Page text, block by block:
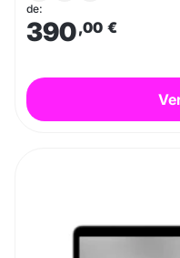
de:
390,00 €